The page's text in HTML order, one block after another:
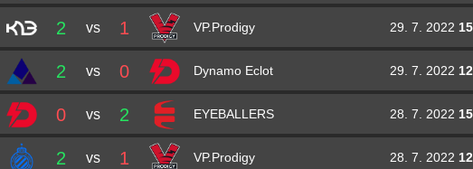
2 vs 1 VP.Prodigy 29. 7. 2022
2 vs 0 Dynamo Eclot 29. 7. 2022
0 vs 2 EYEBALLERS 28. 7. 2022
2 vs 1 VP.Prodigy 28. 7. 2022